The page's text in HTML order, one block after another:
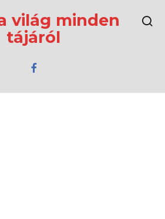
világ minden
tájáról